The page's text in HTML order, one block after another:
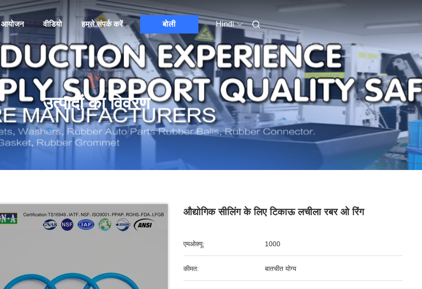
आयोजन वीडियो हमसे संपर्क करें बोली Hindi
उत्पादों का विवरण
औद्योगिक सीलिंग के लिए टिकाऊ लचीला रबर ओ रिंग
एमओक्यू: 1000
कीमत: बातचीत योग्य